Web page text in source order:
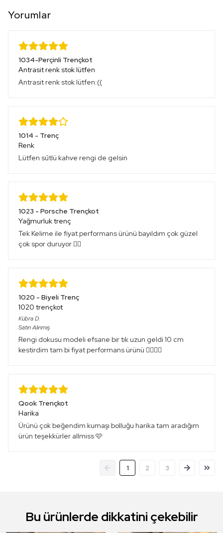
Yorumlar
1034-Perçinli Trençkot
Antrasit renk stok lütfen
Antrasit renk stok lütfen:((
1014 - Trenç
Renk
Lütfen sűtlü kahve rengi de gelsin
1023 - Porsche Trençkot
Yağmurluk trenç
Tek Kelime ile fiyat performans ürünü bayıldım çok güzel
çok spor duruyor 👍🏻
1020 - Biyeli Trenç
1020 trençkot
KübraD.
Satın Alınmış
Rengi dokusu modeli efsane bir tık uzun geldi 10 cm
kestirdim tam bi fiyat performans ürünü 👌🏻👌🏻
Qook Trençkot
Harika
Ürünü çok beğendim kumaşı bolluğu harika tam aradığım
ürün teşekkürler allmiss 🩷
1 2 3
Bu ürünlerde dikkatini çekebilir